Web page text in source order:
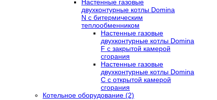
Настенные газовые
двухконтурные котлы Domina
N с битермическим
теплообменником
Настенные газовые
двухконтурные котлы Domina
F с закрытой камерой
сгорания
Настенные газовые
двухконтурные котлы Domina
C с открытой камерой
сгорания
Котельное оборудование (2)